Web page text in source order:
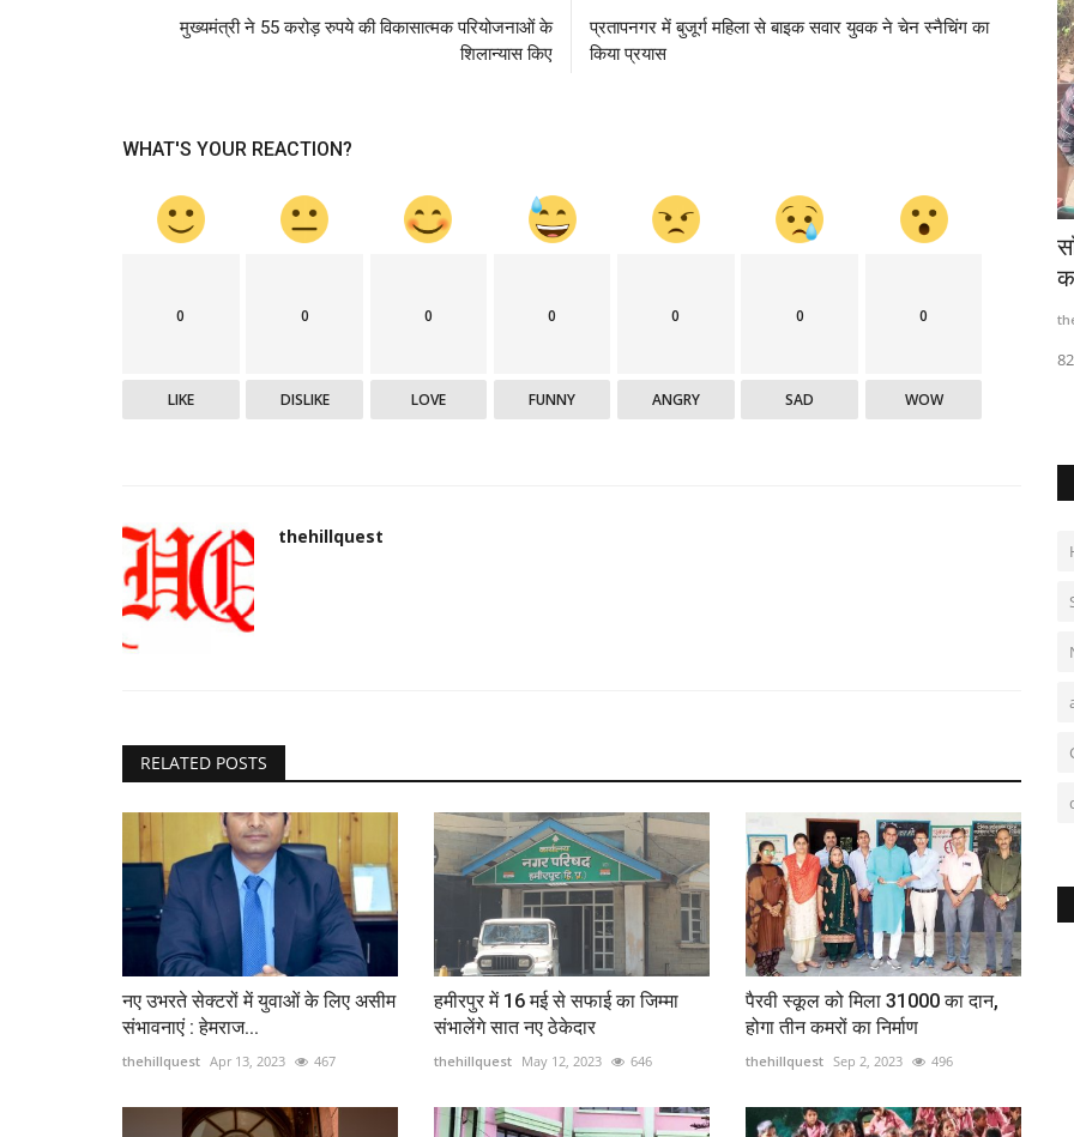
मुख्यमंत्री ने 55 करोड़ रुपये की विकासात्मक परियोजनाओं के
शिलान्यास किए
प्रतापनगर में बुजूर्ग महिला से बाइक सवार युवक ने चेन स्नैचिंग का
किया प्रयास
WHAT'S YOUR REACTION?
0
LIKE
0
DISLIKE
0
LOVE
0
FUNNY
0
ANGRY
0
SAD
0
WOW
thehillquest
RELATED POSTS
नए उभरते सेक्टरों में युवाओं के लिए असीम
संभावनाएं : हेमराज...
thehillquest Apr 13, 2023 467
हमीरपुर में 16 मई से सफाई का जिम्मा
संभालेंगे सात नए ठेकेदार
thehillquest May 12, 2023 646
पैरवी स्कूल को मिला 31000 का दान,
होगा तीन कमरों का निर्माण
thehillquest Sep 2, 2023 496
हमेशा हिमाचल के हितों को केंद्र में उठाते रहे हैं
Dec 13, 2024
आभार हिमाचल के...
जन-जन को भाजपा की राष्ट्र निर्माण की भावना,
thehillquest